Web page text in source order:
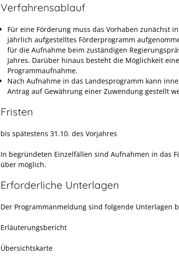
Verfahrensablauf
Für eine Förderung muss das Vorhaben zunächst
jährlich aufgestelltes Förderprogramm
für die Aufnahme beim zuständigen
Jahres. Darüber hinaus besteht die Möglichkeit
Programmaufnahme.
Nach Aufnahme in das Landesprogramm kann
Antrag auf Gewährung einer Zuwendung gestellt
Fristen
bis spätestens 31.10. des Vorjahres
In begründeten Einzelfällen sind Aufnahmen in das
über möglich.
Erforderliche Unterlagen
Der Programmanmeldung sind folgende Unterlagen
Erläuterungsbericht
Übersichtskarte